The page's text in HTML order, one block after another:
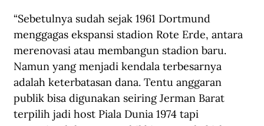
“Sebetulnya sudah sejak 1961 Dortmund
menggagas ekspansi stadion Rote Erde, antara
merenovasi atau membangun stadion baru.
Namun yang menjadi kendala terbesarnya
adalah keterbatasan dana. Tentu anggaran
publik bisa digunakan seiring Jerman Barat
terpilih jadi host Piala Dunia 1974 tapi